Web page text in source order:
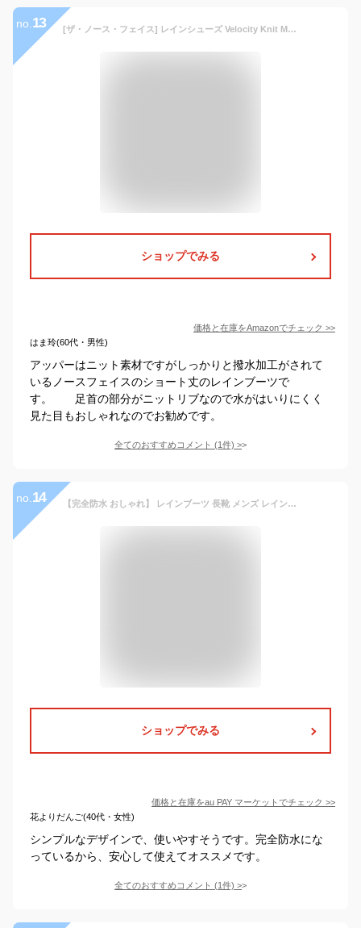
no. 13 [ザ・ノース・フェイス] レインシューズ Velocity Knit Mid GTX Invisible Fit グリフィングレー/ジンクグレー 27.0 cm
ショップでみる
価格と在庫をAmazonでチェック >>
はま玲(60代・男性)
アッパーはニット素材ですがしっかりと撥水加工がされて
いるノースフェイスのショート丈のレインブーツで
す。 足首の部分がニットリブなので水がはいりにくく
見た目もおしゃれなのでお勧めです。
全てのおすすめコメント (1件) >
no. 14 【完全防水 おしゃれ】 レインブーツ 長靴 メンズ レインシューズ 靴 おしゃれ 送料無料 7988096
ショップでみる
価格と在庫をau PAY マーケット でチェック >>
花よりだんご(40代・女性)
シンプルなデザインで、使いやすそうです。完全防水にな
っているから、安心して使えてオススメです。
全てのおすすめコメント (1件) >